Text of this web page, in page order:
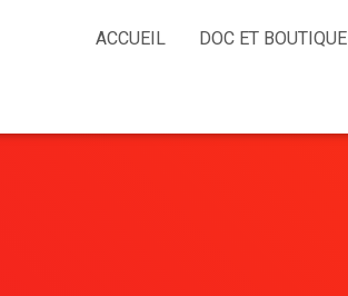
ACCUEIL DOC ET BOUTIQUE